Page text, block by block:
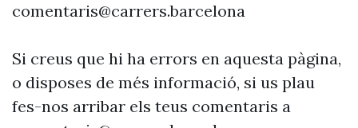
comentaris@carrers.barcelona
Si creus que hi ha errors en aquesta pàgina,
o disposes de més informació, si us plau
fes-nos arribar els teus comentaris a